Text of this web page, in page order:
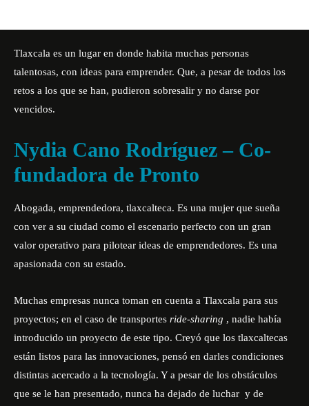
Tlaxcala es un lugar en donde habita muchas personas
talentosas, con ideas para emprender. Que, a pesar de todos los
retos a los que se han, pudieron sobresalir y no darse por
vencidos.
Nydia Cano Rodríguez – Co-
fundadora de Pronto
Abogada, emprendedora, tlaxcalteca. Es una mujer que sueña
con ver a su ciudad como el escenario perfecto con un gran
valor operativo para pilotear ideas de emprendedores. Es una
apasionada con su estado.
Muchas empresas nunca toman en cuenta a Tlaxcala para sus
proyectos; en el caso de transportes ride-sharing , nadie había
introducido un proyecto de este tipo. Creyó que los tlaxcaltecas
están listos para las innovaciones, pensó en darles condiciones
distintas acercado a la tecnología. Y a pesar de los obstáculos
que se le han presentado, nunca ha dejado de luchar y de